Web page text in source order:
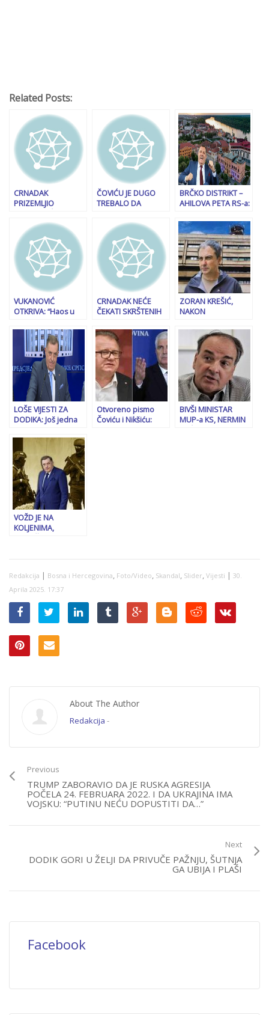
Related Posts:
CRNADAK
PRIZEMLJIO
“Nakon što se na
zvaničnim
sastancima
naspavao, Crveni
Kombi kaže da ću
dobiti…”
ČOVIĆU JE DUGO
TREBALO DA
za krizu u BiH?
BRČKO DISTRIKT –
AHILOVA PETA RS-a:
tvrdi da Brčko nije
distrikt nego treći
entitet!
VUKANOVIĆ
OTKRIVA: “Haos u
varnica između tate
i sina, Igor Dodik se
naljutio na tatu
zbog spoznaje da je
ugrožena…”
CRNADAK NEĆE
ČEKATI SKRŠTENIH
aktivnosti za
očuvanje RS, kroz
niz sastanaka i
razgovora sa
ključnim akterima…”
ZORAN KREŠIĆ,
NAKON
UPRAVI ODBOR FTV-
a: “S gašenjem
BHRT-a nestaje i…”
LOŠE VIJESTI ZA
DODIKA: Još jedna
razmatra sankcije
Otvoreno pismo
Čoviću i Nikšiću:
BIVŠI MINISTAR
MUP-a KS, NERMIN
VOŽD JE NA
KOLJENIMA,
SIPA nije problem
problem je RS koja
ga je prerasla
Redakcija | Bosna i Hercegovina, Foto/Video, Skandal, Slider, Vijesti | 30.
Aprila 2025. 17:37
About The Author
Redakcija -
Previous
TRUMP ZABORAVIO DA JE RUSKA AGRESIJA
POČELA 24. FEBRUARA 2022. I DA UKRAJINA IMA
VOJSKU: “PUTINU NEĆU DOPUSTITI DA…”
Next
DODIK GORI U ŽELJI DA PRIVUČE PAŽNJU, ŠUTNJA
GA UBIJA I PLAŠI
Facebook